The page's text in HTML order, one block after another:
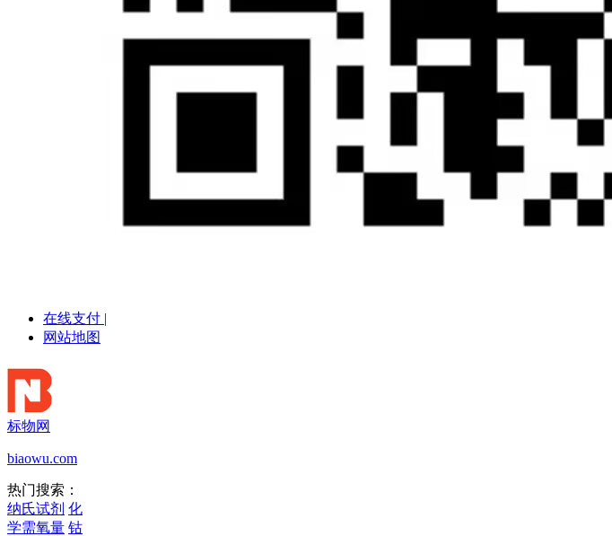
在线支付 |
网站地图
标物网
biaowu.com
热门搜索：
纳氏试剂 化
学需氧量 钴